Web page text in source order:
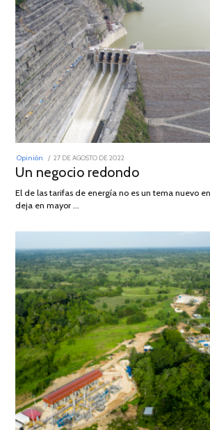
Opinión
POSTED
27 DE AGOSTO DE 2022
DE
AGOSTO
Un negocio redondo
El de las tarifas de energía no es un tema nuevo
deja en mayor …